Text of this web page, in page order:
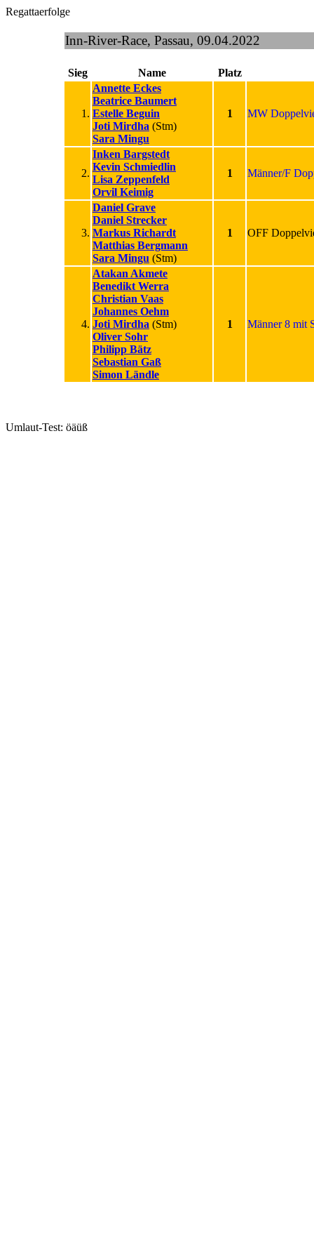
Regattaerfolge
Inn-River-Race, Passau, 09.04.2022
Sieg Name Platz
1.
Annette Eckes
Beatrice Baumert
Estelle Beguin
Joti Mirdha (Stm)
Sara Mingu
1 MW
2.
Inken Bargstedt
Kevin Schmiedlin
Lisa Zeppenfeld
Orvil Keimig
1 Männer/F
3.
Daniel Grave
Daniel Strecker
Markus Richardt
Matthias Bergmann
Sara Mingu (Stm)
1 OFF
4.
Atakan Akmete
Benedikt Werra
Christian Vaas
Johannes Oehm
Joti Mirdha (Stm)
Oliver Sohr
Philipp Bätz
Sebastian Gaß
Simon Ländle
1 Männer 8 mit
Umlaut-Test: öäüß